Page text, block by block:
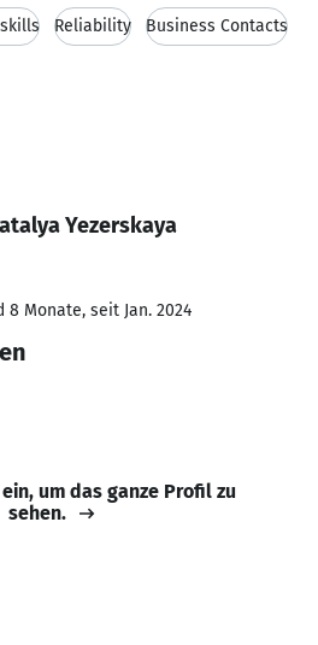
Reliability Business Contacts
Yezerskaya
8 Monate, seit Jan. 2024
um das ganze Profil zu
sehen.